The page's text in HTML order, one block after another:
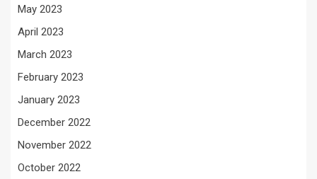
May 2023
April 2023
March 2023
February 2023
January 2023
December 2022
November 2022
October 2022